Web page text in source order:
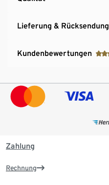
Lieferung & Rücksendung
Kundenbewertungen
Zahlung
Rechnung